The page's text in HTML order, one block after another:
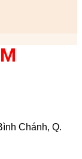
Chánh, Q.